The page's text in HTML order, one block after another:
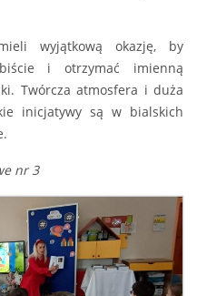
wyjątkową okazję, by
i otrzymać imienną
Twórcza atmosfera i duża
inicjatywy są w bialskich
nr 3